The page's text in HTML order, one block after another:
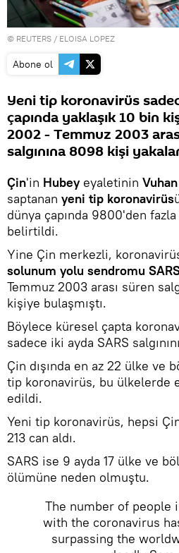
© REUTERS / ELOISA LOPEZ
Abone ol
Yeni tip koronavirüs
çapında yaklaşık 10 bin
2002 - Temmuz 2003
salgınına 8098 kişi
Çin'in Hubeyeyaletinin Vuhan
saptanan yeni tip koronavirüs
dünya çapında 9800'den fazla
belirtildi.
Yine Çin merkezli,
solunum yolu sendromu
Temmuz 2003 arası süren
kişiye bulaşmıştı.
Böylece küresel çapta
sadece iki ayda SARS
Çin dışında en az 22 ülke ve
tip koronavirüs, bu ülkelerde
edildi.
Yeni tip koronavirüs, hepsi
213 can aldı.
SARS ise 9 ayda 17 ülke ve
ölümüne neden olmuştu.
The number of people
with the coronavirus
surpassing the